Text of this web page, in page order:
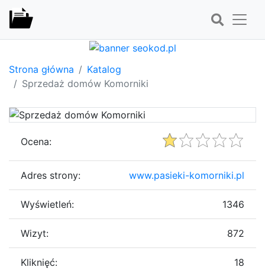
Strona główna
Katalog
Sprzedaż domów Komorniki
Ocena:
Adres strony: www.pasieki-komorniki.pl
Wyświetleń: 1346
Wizyt: 872
Kliknięć: 18